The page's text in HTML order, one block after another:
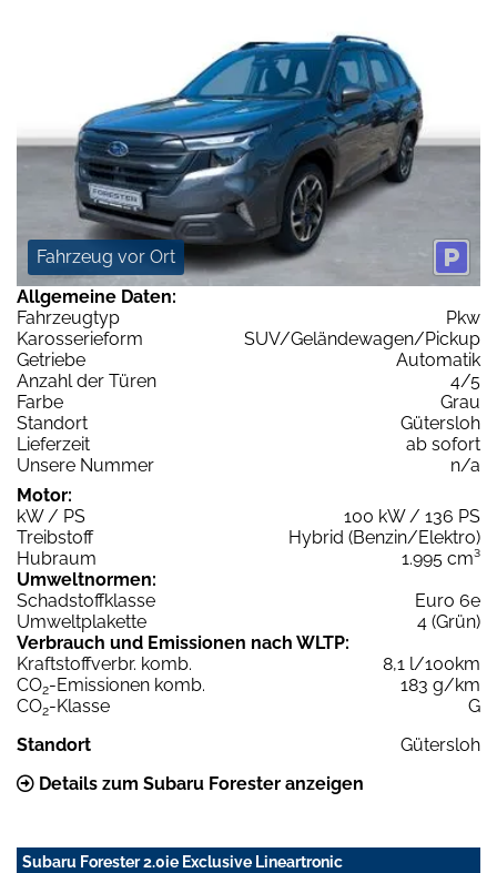
Fahrzeug vor Ort
Allgemeine Daten:
Fahrzeugtyp
Pkw
Karosserieform
SUV/Geländewagen/Pickup
Getriebe
Automatik
Anzahl der Türen
4/5
Farbe
Grau
Standort
Gütersloh
Lieferzeit
ab sofort
Unsere Nummer
n/a
Motor:
kW / PS
100 kW / 136 PS
Treibstoff
Hybrid (Benzin/Elektro)
Hubraum
1.995 cm³
Umweltnormen:
Schadstoffklasse
Euro 6e
Umweltplakette
4 (Grün)
Verbrauch und Emissionen nach WLTP:
Kraftstoffverbr. komb.
8,1 l/100km
CO2-Emissionen komb.
183 g/km
CO2-Klasse
G
Standort
Gütersloh
Details zum Subaru Forester anzeigen
Subaru Forester 2.0ie Exclusive Lineartronic